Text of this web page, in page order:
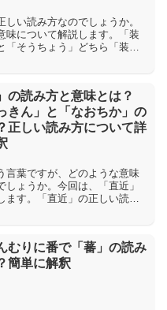
しい読み方なのでしょうか。
味について解説します。「装
「そうちょう」どちら「装
の読み方と意味とは？
きん」と「なおちか」の
正しい読み方について詳
言葉ですが、どのような意味
ょうか。今回は、「直近」
ます。「直近」の正しい読み
むりに番で「蕃」の読み
簡単に解釈